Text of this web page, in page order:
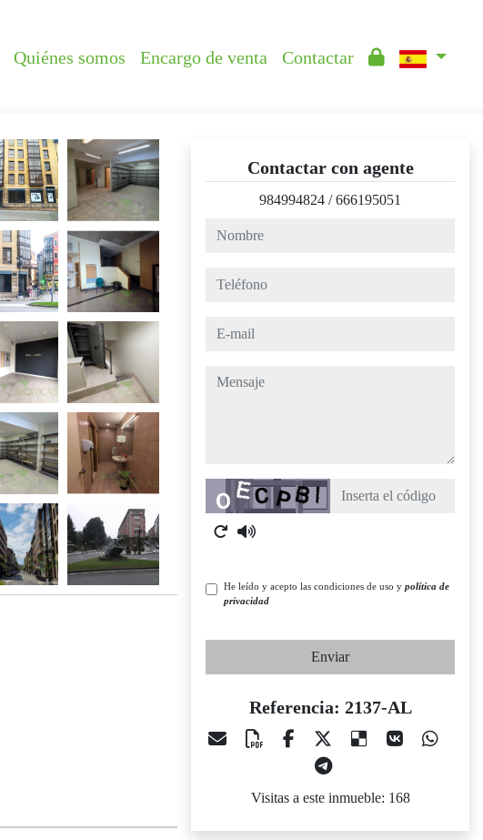
Quiénes somos Encargo de venta Contactar
Contactar con agente
984994824 /666195051
nombre
teléfono
e-mail
mensaje
Captcha
He leído y acepto las condiciones de uso y política de
privacidad
Enviar
Referencia: 2137-AL
Visitas a este inmueble: 168